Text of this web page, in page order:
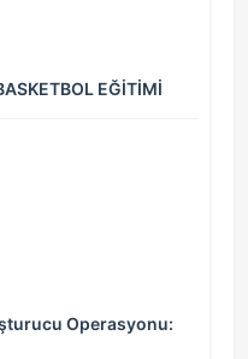
EĞİTİMİ
Operasyonu: